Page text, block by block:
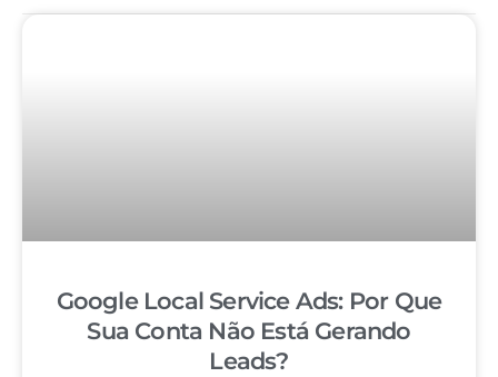
Google Local Service Ads: Por Que
Sua Conta Não Está Gerando
Leads?